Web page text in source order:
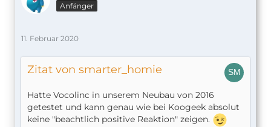
Anfänger
11. Februar 2020
Zitat von smarter_homie
Hatte Vocolinc in unserem Neubau von 2016
getestet und kann genau wie bei Koogeek absolut
keine "beachtlich positive Reaktion" zeigen.